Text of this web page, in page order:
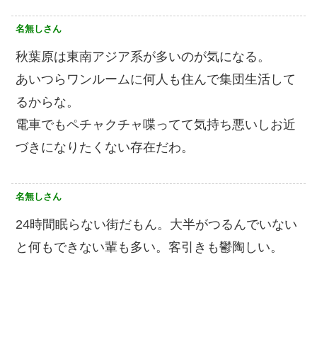
名無しさん
秋葉原は東南アジア系が多いのが気になる。
あいつらワンルームに何人も住んで集団生活して
るからな。
電車でもペチャクチャ喋ってて気持ち悪いしお近
づきになりたくない存在だわ。
名無しさん
24時間眠らない街だもん。大半がつるんでいない
と何もできない輩も多い。客引きも鬱陶しい。